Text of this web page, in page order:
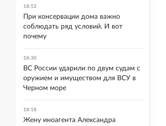
18:52
При консервации дома важно
соблюдать ряд условий. И вот
почему
18:30
ВС России ударили по двум судам с
оружием и имуществом для ВСУ в
Черном море
18:18
Жену иноагента Александра